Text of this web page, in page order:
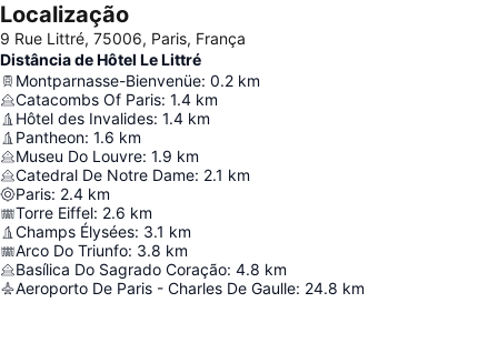
Localização
9 Rue Littré, 75006, Paris, França
Distância de Hôtel Le Littré
Montparnasse-Bienvenüe: 0.2 km
Catacombs Of Paris: 1.4 km
Hôtel des Invalides: 1.4 km
Pantheon: 1.6 km
Museu Do Louvre: 1.9 km
Catedral De Notre Dame: 2.1 km
Paris: 2.4 km
Torre Eiffel: 2.6 km
Champs Élysées: 3.1 km
Arco Do Triunfo: 3.8 km
Basílica Do Sagrado Coração: 4.8 km
Aeroporto De Paris - Charles De Gaulle: 24.8 km